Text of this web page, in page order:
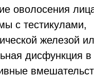
оволосения
с тестикулами,
железой
дисфункция